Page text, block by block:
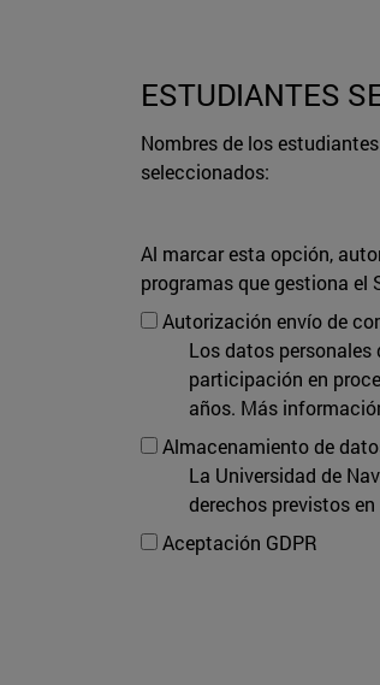
ESTUDIANTES
Nombres de los estudiantes
seleccionados:
Al marcar esta opción,
programas que gestiona el
Autorización envío de
Los datos
participación en
años. Más
Almacenamiento de
La Universidad de
derechos previstos
Aceptación GDPR